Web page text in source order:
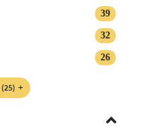
39
32
26
(25)